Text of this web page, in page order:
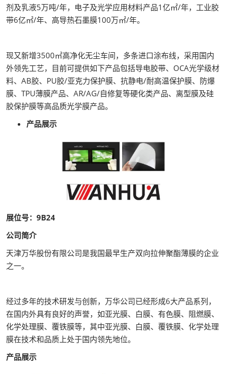
剂及乳液5万吨/年，电子及光学应用材料产品1亿㎡/年，工业胶
带6亿㎡/年、高导热石墨膜100万㎡/年。
现又新增3500㎡高净化无尘车间，多条进口涂布线，采用国内
外领先工艺，目前可提供如下产品包括导电胶带、OCA光学级材
料、AB胶、PU胶/亚克力保护膜、抗静电/耐高温保护膜、防爆
膜、TPU薄膜产品、AR/AG/自修复等硬化类产品、离型膜及硅
胶保护膜等高品质光学膜产品。
产品展示
展位号：9B24
公司简介
天津万华股份有限公司是我国最早生产双向拉伸聚酯薄膜的企业
之一。
经过多年的技术研发与创新，万华公司已经形成6大产品系列，
在国内外具有良好的声誉，如亚光膜、白膜、有色膜、阻燃膜、
化学处理膜、覆铁膜等，其中亚光膜、白膜、覆铁膜、化学处理
膜在技术和品质上处于国内领先地位。
产品展示